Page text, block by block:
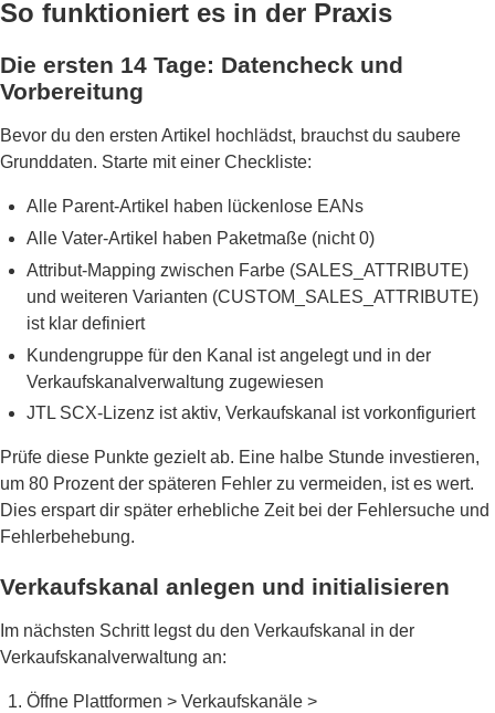
So funktioniert es in der Praxis
Die ersten 14 Tage: Datencheck und
Vorbereitung
Bevor du den ersten Artikel hochlädst, brauchst du saubere
Grunddaten. Starte mit einer Checkliste:
Alle Parent-Artikel haben lückenlose EANs
Alle Vater-Artikel haben Paketmaße (nicht 0)
Attribut-Mapping zwischen Farbe (SALES_ATTRIBUTE)
und weiteren Varianten (CUSTOM_SALES_ATTRIBUTE)
ist klar definiert
Kundengruppe für den Kanal ist angelegt und in der
Verkaufskanalverwaltung zugewiesen
JTL SCX-Lizenz ist aktiv, Verkaufskanal ist vorkonfiguriert
Prüfe diese Punkte gezielt ab. Eine halbe Stunde investieren,
um 80 Prozent der späteren Fehler zu vermeiden, ist es wert.
Dies erspart dir später erhebliche Zeit bei der Fehlersuche und
Fehlerbehebung.
Verkaufskanal anlegen und initialisieren
Im nächsten Schritt legst du den Verkaufskanal in der
Verkaufskanalverwaltung an:
Öffne Plattformen > Verkaufskanäle >